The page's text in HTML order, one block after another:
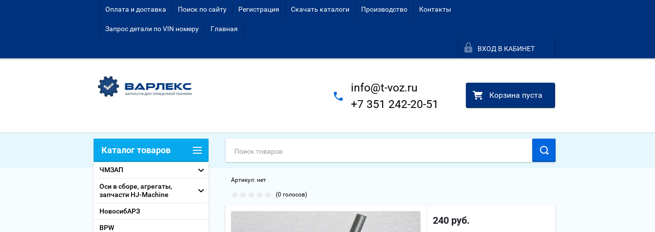
Оплата и доставка Поиск по сайту Регистрация Скачать каталоги Производство Контакты
Запрос детали по VIN номеру Главная
ВХОД В КАБИНЕТ
info@t-voz.ru
+7 351 242-20-51
Корзина пуста
Артикул: нет
(0 голосов)
240 руб.
Каталог товаров
ЧМЗАП
Оси в сборе, агрегаты,
запчасти HJ-Machine
НовосибАРЗ
BPW